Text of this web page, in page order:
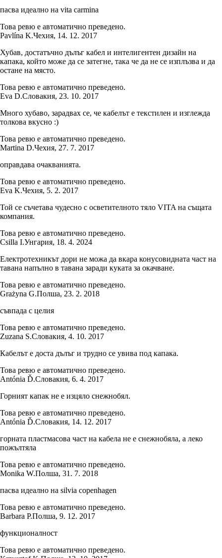
пасва идеално на vita carmina
Това ревю е автоматично преведено.
Pavlína K.Чехия, 14. 12. 2017
Хубав, достатъчно дълъг кабел и интелигентен дизайн на
капака, който може да се затегне, така че да не се изплъзва и да
остане на място.
Това ревю е автоматично преведено.
Eva D.Словакия, 23. 10. 2017
Много хубаво, зарадвах се, че кабелът е текстилен и изглежда
толкова вкусно :)
Това ревю е автоматично преведено.
Martina D.Чехия, 27. 7. 2017
оправдава очакванията.
Това ревю е автоматично преведено.
Eva K.Чехия, 5. 2. 2017
Той се съчетава чудесно с осветителното тяло VITA на същата
компания.
Това ревю е автоматично преведено.
Csilla I.Унгария, 18. 4. 2024
Електротехникът дори не можа да вкара конусовидната част на
тавана напълно в тавана заради куката за окачване.
Това ревю е автоматично преведено.
Grażyna G.Полша, 23. 2. 2018
съвпада с целия
Това ревю е автоматично преведено.
Zuzana S.Словакия, 4. 10. 2017
Кабелът е доста дълъг и трудно се увива под капака.
Това ревю е автоматично преведено.
Antónia Ď.Словакия, 6. 4. 2017
Горният капак не е изцяло снежнобял.
Това ревю е автоматично преведено.
Antónia Ď.Словакия, 14. 12. 2017
горната пластмасова част на кабела не е снежнобяла, а леко
пожълтяла
Това ревю е автоматично преведено.
Monika W.Полша, 31. 7. 2018
пасва идеално на silvia copenhagen
Това ревю е автоматично преведено.
Barbara P.Полша, 9. 12. 2017
функционалност
Това ревю е автоматично преведено.